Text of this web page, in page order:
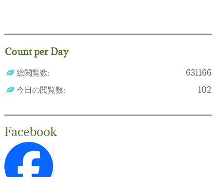
Count per Day
631166
総閲覧数:
102
今日の閲覧数:
Facebook